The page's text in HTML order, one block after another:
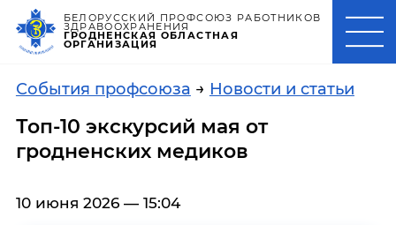
БЕЛОРУССКИЙ ПРОФСОЮЗ РАБОТНИКОВ
ЗДРАВООХРАНЕНИЯ
ГРОДНЕНСКАЯ ОБЛАСТНАЯ
ОРГАНИЗАЦИЯ
События профсоюза → Новости и статьи
Топ-10 экскурсий мая от
гродненских медиков
10 июня 2026 — 15:04